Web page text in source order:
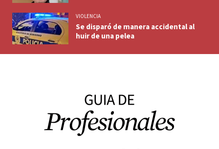
VIOLENCIA
Se disparó de manera accidental al
huir de una pelea